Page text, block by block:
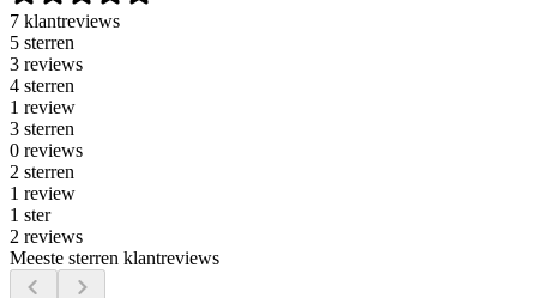
7 klantreviews
5 sterren
3 reviews
4 sterren
1 review
3 sterren
0 reviews
2 sterren
1 review
1 ster
2 reviews
Meeste sterren klantreviews